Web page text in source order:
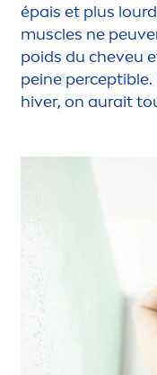
épais et plus
muscles ne
poids du cheveu
peine perceptible.
hiver, on aurait